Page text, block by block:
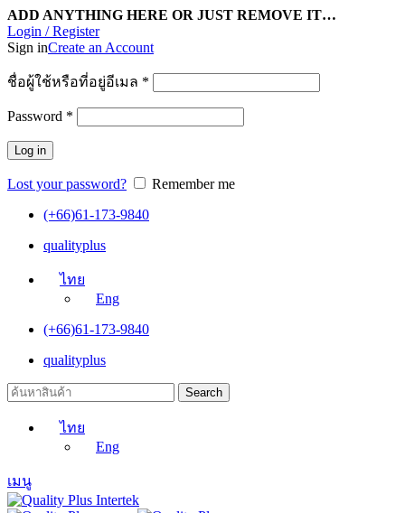
ADD ANYTHING HERE OR JUST REMOVE IT…
Login / Register
Sign inCreate an Account
ชื่อผู้ใช้หรือที่อยู่อีเมล *
Password *
Log in
Lost your password?
Remember me
(+66)61-173-9840
qualityplus
ไทย
Eng
(+66)61-173-9840
qualityplus
Search
ไทย
Eng
เมนู